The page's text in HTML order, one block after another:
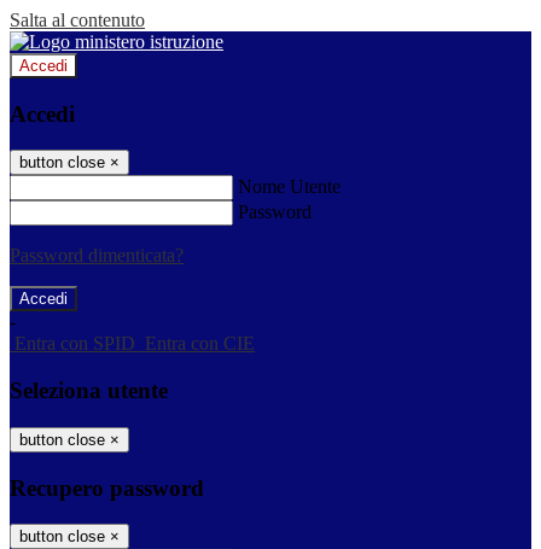
Salta al contenuto
Accedi
Accedi
button close ×
Nome Utente
Password
Password dimenticata?
-
Entra con SPID Entra con CIE
Seleziona utente
button close ×
Recupero password
button close ×